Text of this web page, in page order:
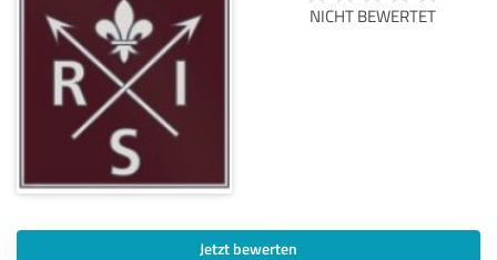
NICHT BEWERTET
Jetzt bewerten